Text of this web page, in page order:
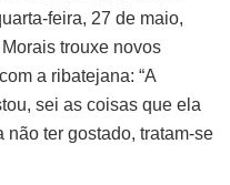
feira, 27 de maio,
Morais trouxe novos
a ribatejana: “A
sei as coisas que ela
ter gostado, tratam-se